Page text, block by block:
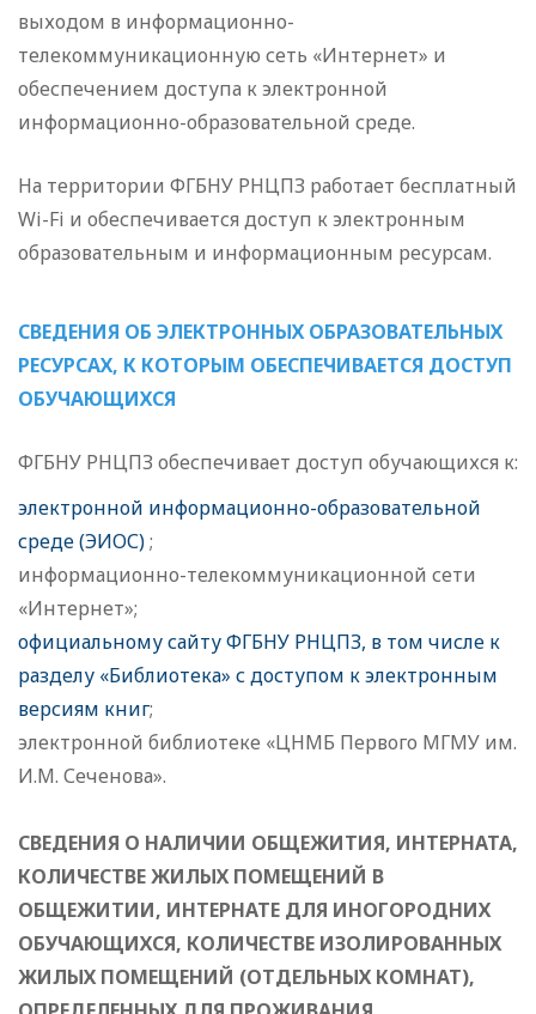
выходом в информационно-
телекоммуникационную сеть «Интернет» и
обеспечением доступа к электронной
информационно-образовательной среде.
На территории ФГБНУ РНЦПЗ работает бесплатный
Wi-Fi и обеспечивается доступ к электронным
образовательным и информационным ресурсам.
СВЕДЕНИЯ ОБ ЭЛЕКТРОННЫХ ОБРАЗОВАТЕЛЬНЫХ
РЕСУРСАХ, К КОТОРЫМ ОБЕСПЕЧИВАЕТСЯ ДОСТУП
ОБУЧАЮЩИХСЯ
ФГБНУ РНЦПЗ обеспечивает доступ обучающихся к:
электронной информационно-образовательной
среде (ЭИОС);
информационно-телекоммуникационной сети
«Интернет»;
официальному сайту ФГБНУ РНЦПЗ, в том числе к
разделу «Библиотека» с доступом к электронным
версиям книг;
электронной библиотеке «ЦНМБ Первого МГМУ им.
И.М. Сеченова».
СВЕДЕНИЯ О НАЛИЧИИ ОБЩЕЖИТИЯ, ИНТЕРНАТА,
КОЛИЧЕСТВЕ ЖИЛЫХ ПОМЕЩЕНИЙ В
ОБЩЕЖИТИИ, ИНТЕРНАТЕ ДЛЯ ИНОГОРОДНИХ
ОБУЧАЮЩИХСЯ, КОЛИЧЕСТВЕ ИЗОЛИРОВАННЫХ
ЖИЛЫХ ПОМЕЩЕНИЙ (ОТДЕЛЬНЫХ КОМНАТ),